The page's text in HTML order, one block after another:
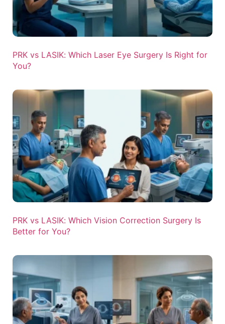
PRK vs LASIK: Which Laser Eye Surgery Is Right for
You?
PRK vs LASIK: Which Vision Correction Surgery Is
Better for You?